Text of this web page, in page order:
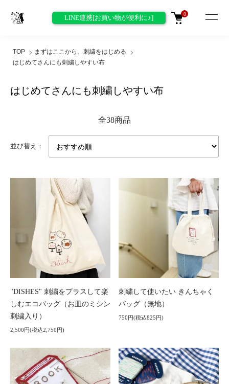
LINE連携[お買い物が便利に♪] 0
TOP
まずはここから。刺繍をはじめる
はじめてさんにも刺繍しやすい布
はじめてさんにも刺繍しやすい布
全38商品
並び替え：
"DISHES" 刺繍をプラスして楽
しむエコバッグ（お皿のミシン
刺繍入り）
2,500円(税込2,750円)
刺繍して使いたい きんちゃく
バッグ（無地）
750円(税込825円)